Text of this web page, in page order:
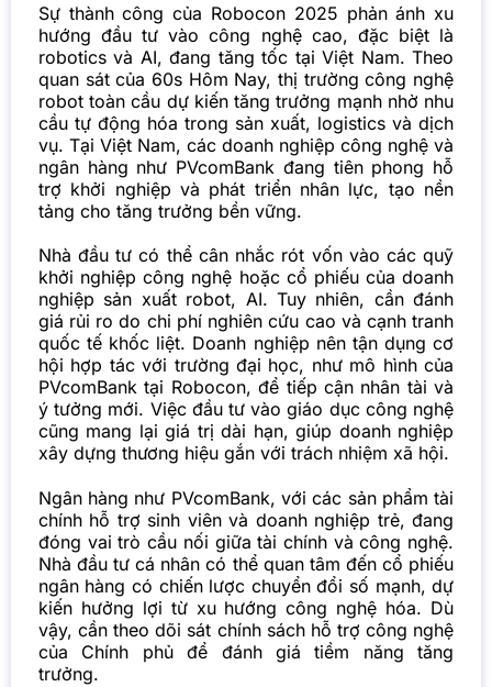
Sự thành công của Robocon 2025 phản ánh xu
hướng đầu tư vào công nghệ cao, đặc biệt là
robotics và AI, đang tăng tốc tại Việt Nam. Theo
quan sát của 60s Hôm Nay, thị trường công nghệ
robot toàn cầu dự kiến tăng trưởng mạnh nhờ nhu
cầu tự động hóa trong sản xuất, logistics và dịch
vụ. Tại Việt Nam, các doanh nghiệp công nghệ và
ngân hàng như PVcomBank đang tiên phong hỗ
trợ khởi nghiệp và phát triển nhân lực, tạo nền
tảng cho tăng trưởng bền vững.
Nhà đầu tư có thể cân nhắc rót vốn vào các quỹ
khởi nghiệp công nghệ hoặc cổ phiếu của doanh
nghiệp sản xuất robot, AI. Tuy nhiên, cần đánh
giá rủi ro do chi phí nghiên cứu cao và cạnh tranh
quốc tế khốc liệt. Doanh nghiệp nên tận dụng cơ
hội hợp tác với trường đại học, như mô hình của
PVcomBank tại Robocon, để tiếp cận nhân tài và
ý tưởng mới. Việc đầu tư vào giáo dục công nghệ
cũng mang lại giá trị dài hạn, giúp doanh nghiệp
xây dựng thương hiệu gắn với trách nhiệm xã hội.
Ngân hàng như PVcomBank, với các sản phẩm tài
chính hỗ trợ sinh viên và doanh nghiệp trẻ, đang
đóng vai trò cầu nối giữa tài chính và công nghệ.
Nhà đầu tư cá nhân có thể quan tâm đến cổ phiếu
ngân hàng có chiến lược chuyển đổi số mạnh, dự
kiến hưởng lợi từ xu hướng công nghệ hóa. Dù
vậy, cần theo dõi sát chính sách hỗ trợ công nghệ
của Chính phủ để đánh giá tiềm năng tăng
trưởng.